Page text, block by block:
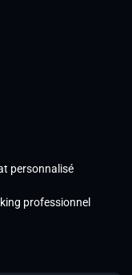
personnalisé
professionnel